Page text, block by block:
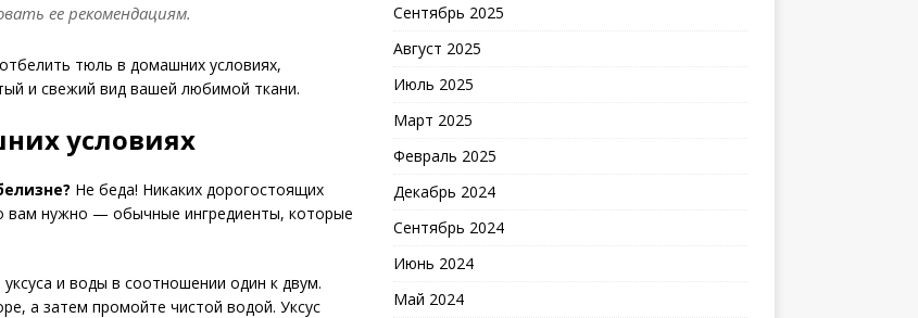
ее рекомендациям.
тюль в домашних условиях,
и свежий вид вашей любимой ткани.
условиях
Не беда! Никаких дорогостоящих
вам нужно — обычные ингредиенты, которые
и воды в соотношении один к двум.
а затем промойте чистой водой. Уксус
Сентябрь 2025
Август 2025
Июль 2025
Март 2025
Февраль 2025
Декабрь 2024
Сентябрь 2024
Июнь 2024
Май 2024